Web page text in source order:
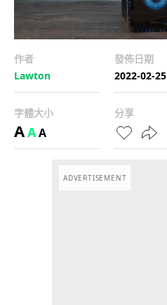
作者
Lawton
發佈日期
2022-02-25
字體大小
AAA
分享
ADVERTISEMENT